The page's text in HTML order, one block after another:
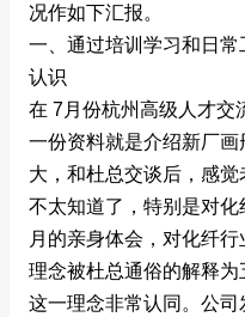
况作如下汇报。
一、通过培训学习和日
认识
在 7月份杭州高级人才交
一份资料就是介绍新厂
大，和杜总交谈后，感
不太知道了，特别是对
月的亲身体会，对化纤
理念被杜总通俗的解释
这一理念非常认同。公司